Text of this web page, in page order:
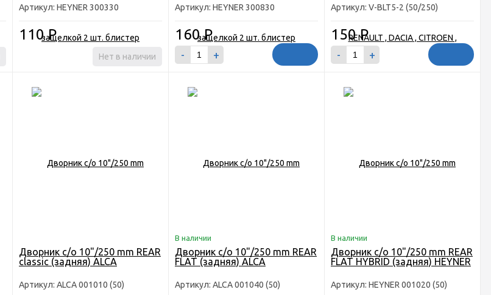
Артикул: HEYNER 300330
110Р
Нет в наличии
Артикул: HEYNER 300830
160Р
- +
Артикул: V-BLT5-2 (50/250)
150Р
- +
Дворник с/о 10"/250 mm REAR
classic (задняя) ALCA
Артикул: ALCA 001010 (50)
В наличии
Дворник с/о 10"/250 mm REAR
FLAT (задняя) ALCA
Артикул: ALCA 001040 (50)
В наличии
Дворник с/о 10"/250 mm REAR
FLAT HYBRID (задняя) HEYNER
Артикул: HEYNER 001020 (50)